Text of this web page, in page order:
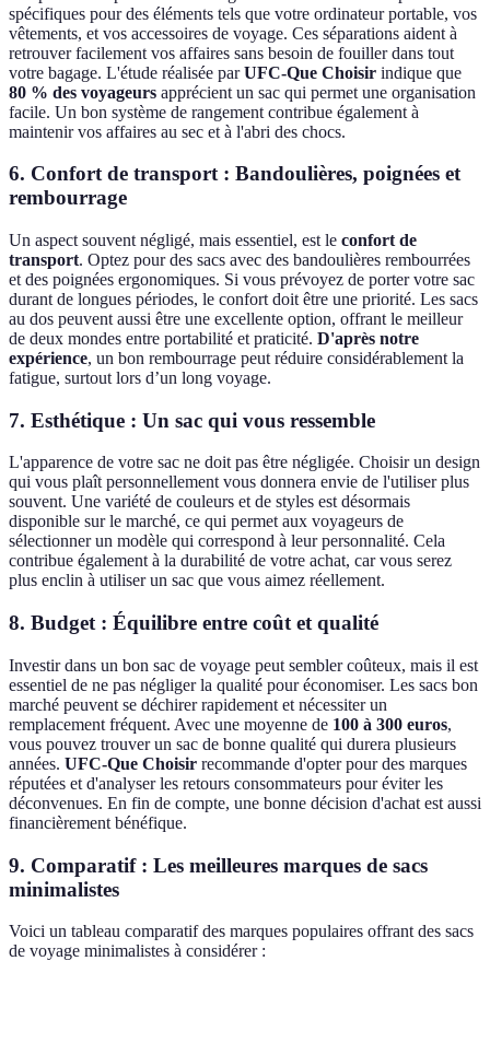
spécifiques pour des éléments tels que votre ordinateur portable, vos
vêtements, et vos accessoires de voyage. Ces séparations aident à
retrouver facilement vos affaires sans besoin de fouiller dans tout
votre bagage. L'étude réalisée parUFC-Que Choisir indique que
80 % des voyageurs apprécient un sac qui permet une organisation
facile. Un bon système de rangement contribue également à
maintenir vos affaires au sec et à l'abri des chocs.
6. Confort de transport : Bandoulières, poignées et
rembourrage
Un aspect souvent négligé, mais essentiel, est le confort de
transport. Optez pour des sacs avec des bandoulières rembourrées
et des poignées ergonomiques. Si vous prévoyez de porter votre sac
durant de longues périodes, le confort doit être une priorité. Les sacs
au dos peuvent aussi être une excellente option, offrant le meilleur
de deux mondes entre portabilité et praticité. D'après notre
expérience, un bon rembourrage peut réduire considérablement la
fatigue, surtout lors d’un long voyage.
7. Esthétique : Un sac qui vous ressemble
L'apparence de votre sac ne doit pas être négligée. Choisir un design
qui vous plaît personnellement vous donnera envie de l'utiliser plus
souvent. Une variété de couleurs et de styles est désormais
disponible sur le marché, ce qui permet aux voyageurs de
sélectionner un modèle qui correspond à leur personnalité. Cela
contribue également à la durabilité de votre achat, car vous serez
plus enclin à utiliser un sac que vous aimez réellement.
8. Budget : Équilibre entre coût et qualité
Investir dans un bon sac de voyage peut sembler coûteux, mais il est
essentiel de ne pas négliger la qualité pour économiser. Les sacs bon
marché peuvent se déchirer rapidement et nécessiter un
remplacement fréquent. Avec une moyenne de 100 à 300 euros,
vous pouvez trouver un sac de bonne qualité qui durera plusieurs
années. UFC-Que Choisir recommande d'opter pour des marques
réputées et d'analyser les retours consommateurs pour éviter les
déconvenues. En fin de compte, une bonne décision d'achat est aussi
financièrement bénéfique.
9. Comparatif : Les meilleures marques de sacs
minimalistes
Voici un tableau comparatif des marques populaires offrant des sacs
de voyage minimalistes à considérer :